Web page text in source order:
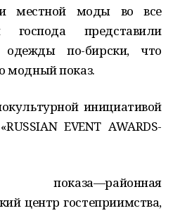
местной моды во все
представили
одежды по-бирски, что
модный показ.
инициативой
EVENT AWARDS-
центр гостеприимства,